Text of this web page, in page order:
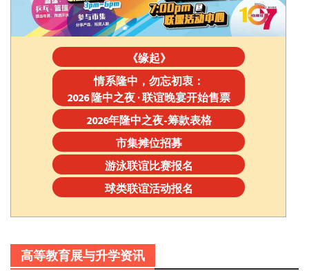
《缘起》
情系隆中，勿忘初衷：
2026 隆中之夜 · 联谊晚宴开始售票
2026年隆中之夜-筹款表格
市集摊位招募
游泳联谊比赛报名
球类联谊活动报名
高等教育展与升学资讯